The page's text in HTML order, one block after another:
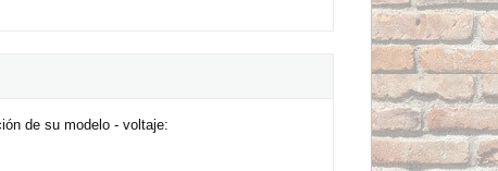
de su modelo - voltaje: